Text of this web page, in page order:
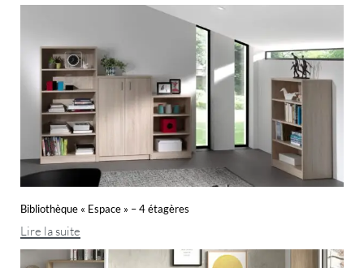
Bibliothèque « Espace » – 4 étagères
Lire la suite